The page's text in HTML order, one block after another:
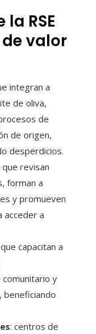
RSE
valor
integran a
de oliva,
de
de origen,
desperdicios.
revisan
forman a
y promueven
acceder a
capacitan a
y
: centros de